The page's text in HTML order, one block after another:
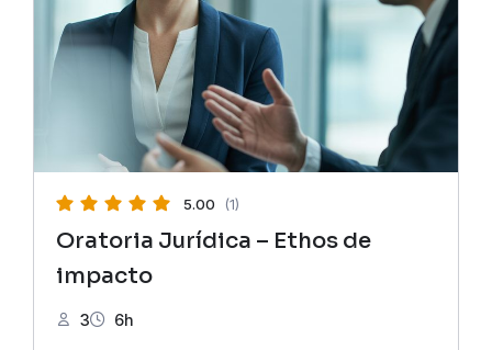
5.00 (1)
Oratoria Jurídica – Ethos de
impacto
3 6h